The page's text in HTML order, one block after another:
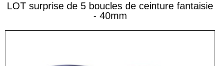
LOT surprise de 5 boucles de ceinture fantaisie
- 40mm